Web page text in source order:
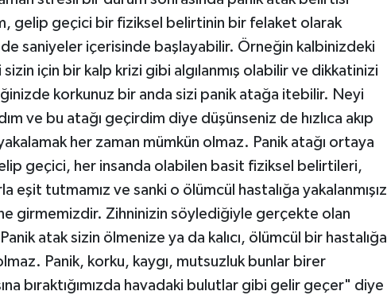
gelip geçici bir fiziksel belirtinin bir felaket olarak
saniyeler içerisinde başlayabilir. Örneğin kalbinizdeki
için bir kalp krizi gibi algılanmış olabilir ve dikkatinizi
korkunuz bir anda sizi panik atağa itebilir. Neyi
ve bu atağı geçirdim diye düşünseniz de hızlıca akıp
her zaman mümkün olmaz. Panik atağı ortaya
geçici, her insanda olabilen basit fiziksel belirtileri,
eşit tutmamız ve sanki o ölümcül hastalığa yakalanmışız
girmemizdir. Zihninizin söylediğiyle gerçekte olan
atak sizin ölmenize ya da kalıcı, ölümcül bir hastalığa
Panik, korku, kaygı, mutsuzluk bunlar birer
bıraktığımızda havadaki bulutlar gibi gelir geçer" diye